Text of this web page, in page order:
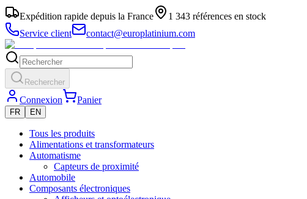
Expédition rapide depuis la France
1 343 références en stock
Service client
contact@europlatinium.com
Rechercher
Connexion Panier
FR EN
Tous les produits
Alimentations et transformateurs
Automatisme
Capteurs de proximité
Automobile
Composants électroniques